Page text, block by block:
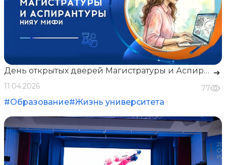
День открытых дверей Магистратуры и Аспирантуры ➔
11.04.2026 77
#Образование#Жизнь университета